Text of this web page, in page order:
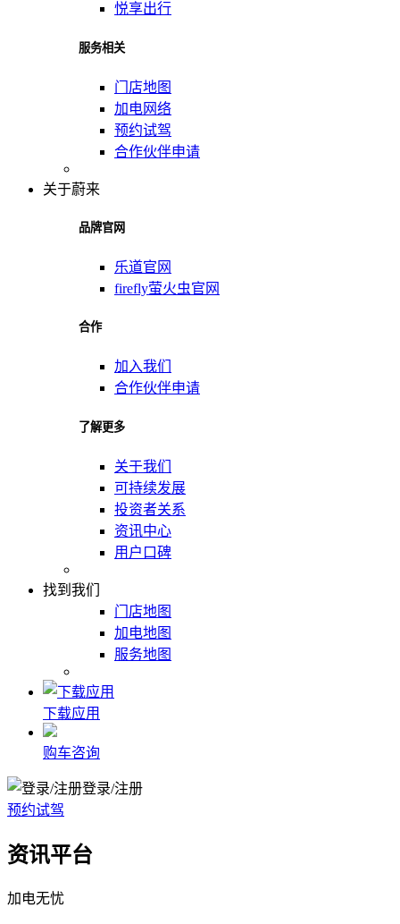
悦享出行
服务相关
门店地图
加电网络
预约试驾
合作伙伴申请
关于蔚来
品牌官网
乐道官网
firefly萤火虫官网
合作
加入我们
合作伙伴申请
了解更多
关于我们
可持续发展
投资者关系
资讯中心
用户口碑
找到我们
门店地图
加电地图
服务地图
下载应用
购车咨询
登录/注册
预约试驾
资讯平台
加电无忧